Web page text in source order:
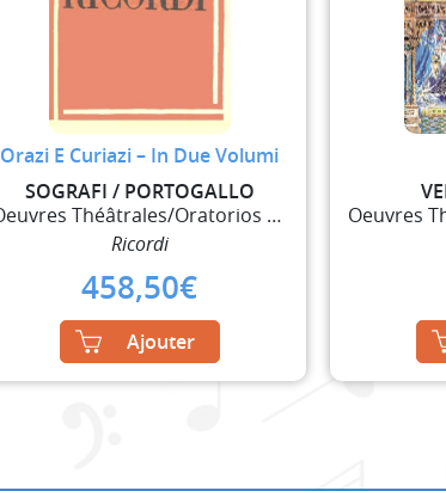
Orazi E Curiazi – In Due Volumi
SOGRAFI / PORTOGALLO
Oeuvres Théâtrales/Oratorios et Ballets
Ricordi
458,50€
Ajouter